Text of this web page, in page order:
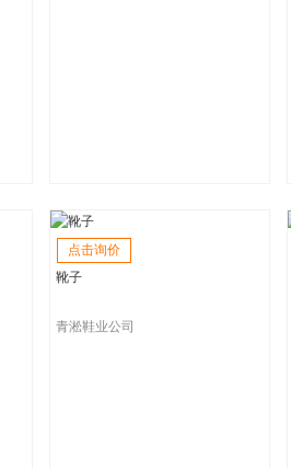
点击询价
靴子
青淞鞋业公司